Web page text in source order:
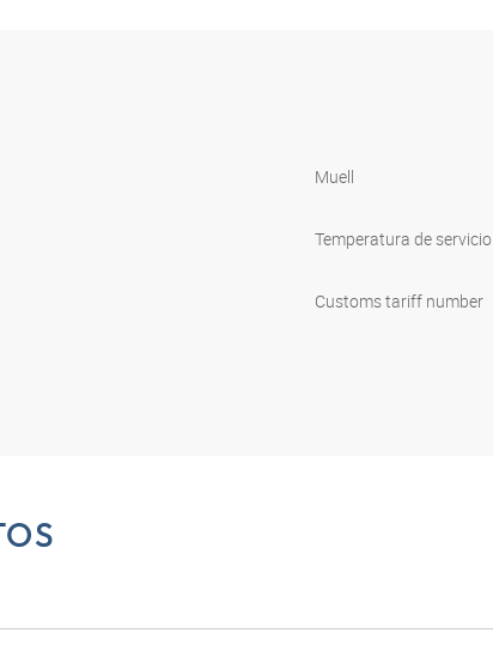
Muell
Temperatura de servicio
Customs tariff number